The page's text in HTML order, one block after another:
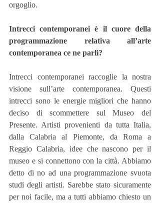
orgoglio.
Intrecci contemporanei è il cuore della
programmazione relativa all’arte
contemporanea ce ne parli?
Intrecci contemporanei raccoglie la nostra
visione sull’arte contemporanea. Questi
intrecci sono le energie migliori che hanno
deciso di scommettere sul Museo del
Presente. Artisti provenienti da tutta Italia,
dalla Calabria al Piemonte, da Roma a
Reggio Calabria, idee che nascono per il
museo e si connettono con la città. Abbiamo
detto di no ad una programmazione svuota
studi degli artisti. Sarebbe stato sicuramente
per noi facile, ma a tutti abbiamo chiesto un